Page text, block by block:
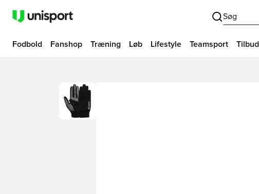
Søg
Fodbold Fanshop Træning Løb Lifestyle Teamsport Tilbud